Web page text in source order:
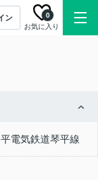
ン
お気に入り
0
電気鉄道琴平線